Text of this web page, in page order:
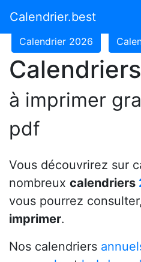
Calendrier.best
Calendrier 2024
Calendrier 2026
à imprimer
pdf
Vous découvrirez sur
nombreux calendriers
vous pourrez
imprimer.
Nos calendriers